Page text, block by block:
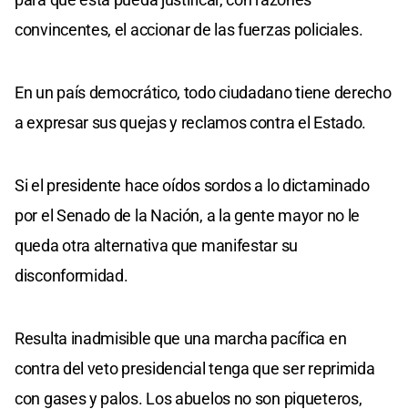
convincentes, el accionar de las fuerzas policiales.
En un país democrático, todo ciudadano tiene derecho
a expresar sus quejas y reclamos contra el Estado.
Si el presidente hace oídos sordos a lo dictaminado
por el Senado de la Nación, a la gente mayor no le
queda otra alternativa que manifestar su
disconformidad.
Resulta inadmisible que una marcha pacífica en
contra del veto presidencial tenga que ser reprimida
con gases y palos. Los abuelos no son piqueteros,